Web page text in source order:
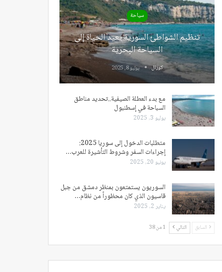
سياحة
تنظيم الشواطئ السورية يعيد الحياة إلى
السياحة البحرية
كوزال يوليو 8, 2025
مع بدء العطلة الصيفية..تحديد مناطق
السباحة في إسطنبول
يوليو 3, 2025
متطلبات الدخول إلى سوريا 2025:
إجراءات السفر وشروط التأشيرة للعرب…
يونيو 20, 2025
السوريون يستمتعون بمنظر دمشق من جبل
قاسيون الذي كان محظوراً من نظام…
يناير 2, 2025
السابق التالي 1 من 38